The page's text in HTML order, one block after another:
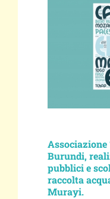
Associazione
Burundi,
pubblici e
raccolta
Murayi.